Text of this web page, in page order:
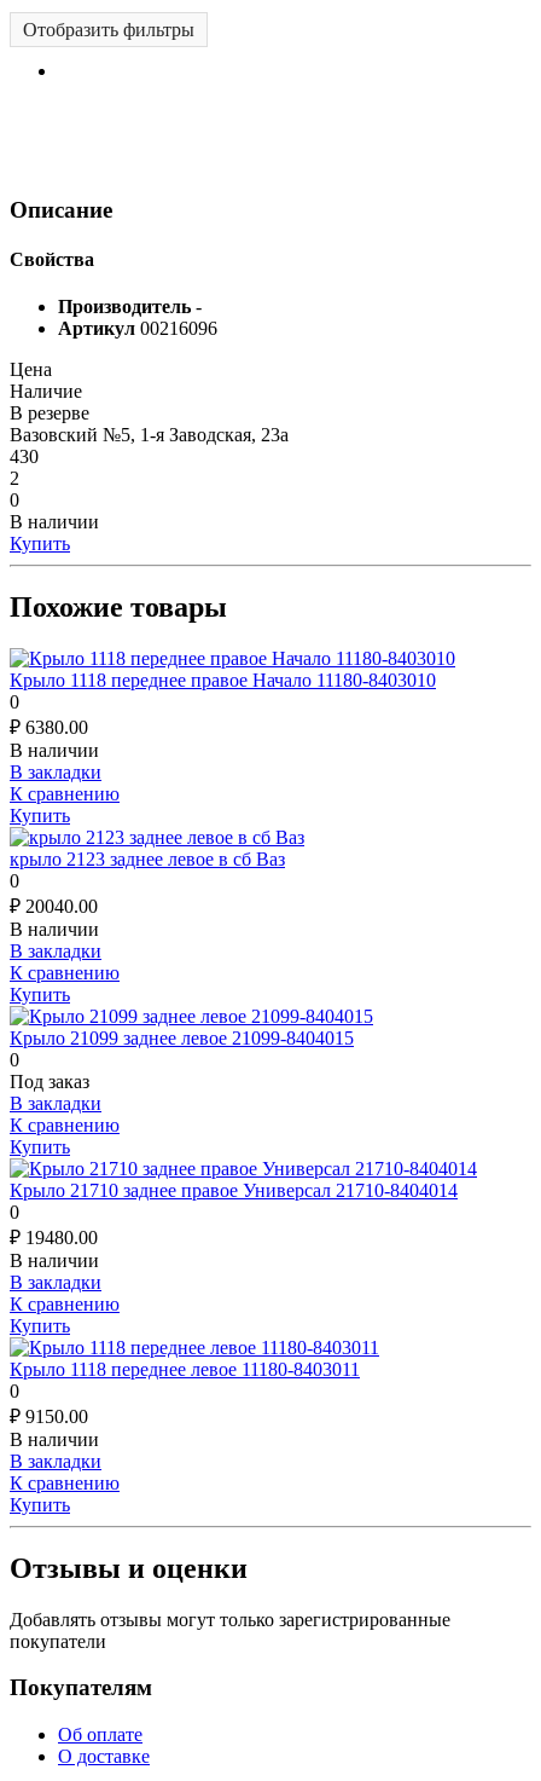
Отобразить фильтры
Описание
Свойства
Производитель -
Артикул 00216096
Цена
Наличие
В резерве
Вазовский №5, 1-я Заводская, 23а
430
2
0
В наличии
Купить
Похожие товары
Крыло 1118 переднее правое Начало 11180-8403010
0
₽ 6380.00
В наличии
В закладки
К сравнению
Купить
крыло 2123 заднее левое в сб Ваз
0
₽ 20040.00
В наличии
В закладки
К сравнению
Купить
Крыло 21099 заднее левое 21099-8404015
0
Под заказ
В закладки
К сравнению
Купить
Крыло 21710 заднее правое Универсал 21710-8404014
0
₽ 19480.00
В наличии
В закладки
К сравнению
Купить
Крыло 1118 переднее левое 11180-8403011
0
₽ 9150.00
В наличии
В закладки
К сравнению
Купить
Отзывы и оценки
Добавлять отзывы могут только зарегистрированные
покупатели
Покупателям
Об оплате
О доставке